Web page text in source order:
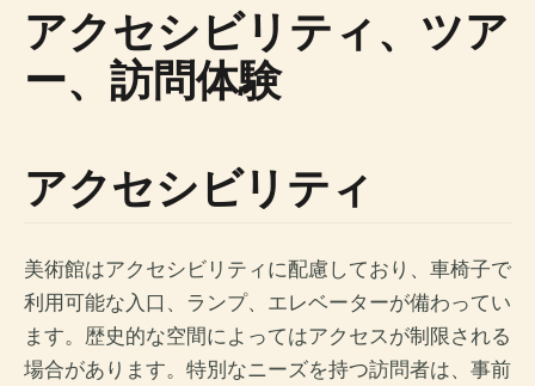
アクセシビリティ、ツア
ー、訪問体験
アクセシビリティ
美術館はアクセシビリティに配慮しており、車椅子で
利用可能な入口、ランプ、エレベーターが備わってい
ます。歴史的な空間によってはアクセスが制限される
場合があります。特別なニーズを持つ訪問者は、事前